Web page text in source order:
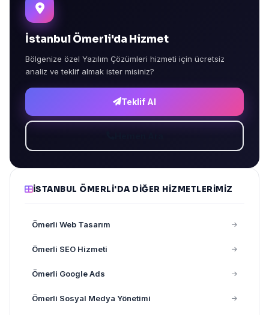
İstanbul Ömerli'da Hizmet
Bölgenize özel Yazılım Çözümleri hizmeti için ücretsiz
analiz ve teklif almak ister misiniz?
Teklif Al
İSTANBUL ÖMERLI'DA DIĞER HIZMETLERIMIZ
Ömerli Web Tasarım
Ömerli SEO Hizmeti
Ömerli Google Ads
Ömerli Sosyal Medya Yönetimi